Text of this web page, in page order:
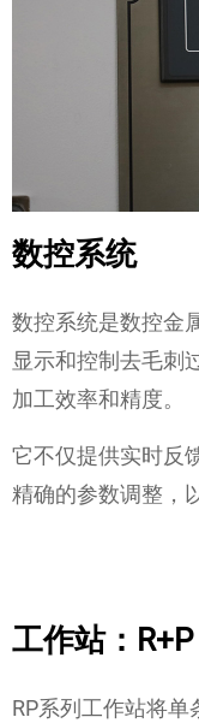
数控系统
数控系统是数控金
显示和控制去毛刺
加工效率和精度。
它不仅提供实时反
精确的参数调整，
工作站：R+P
RP系列工作站将